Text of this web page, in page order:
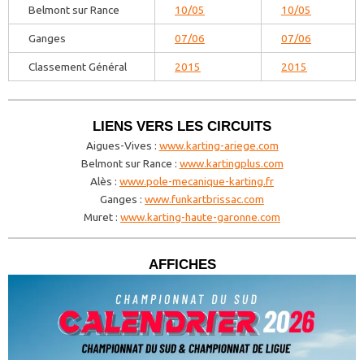
Belmont sur Rance 10/05 10/05
Ganges 07/06 07/06
Classement Général 2015 2015
LIENS VERS LES CIRCUITS
Aigues-Vives : www.karting-ariege.com
Belmont sur Rance : www.kartingplus.com
Alès : www.pole-mecanique-karting.fr
Ganges : www.funkartbrissac.com
Muret : www.karting-haute-garonne.com
AFFICHES